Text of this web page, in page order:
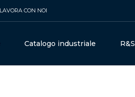
LAVORA CON NOI
Catalogo industriale R&S